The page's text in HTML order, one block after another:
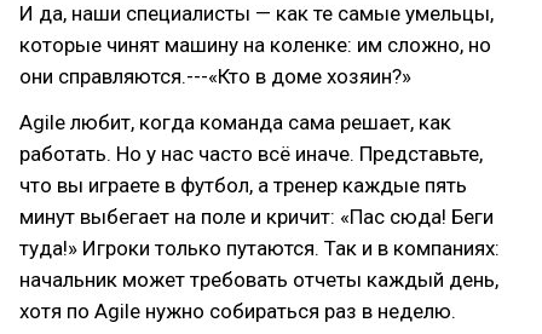
И да, наши специалисты — как те самые умельцы,
которые чинят машину на коленке: им сложно, но
они справляются.---«Кто в доме хозяин?»
Agile любит, когда команда сама решает, как
работать. Но у нас часто всё иначе. Представьте,
что вы играете в футбол, а тренер каждые пять
минут выбегает на поле и кричит: «Пас сюда! Беги
туда!» Игроки только путаются. Так и в компаниях:
начальник может требовать отчеты каждый день,
хотя по Agile нужно собираться раз в неделю.